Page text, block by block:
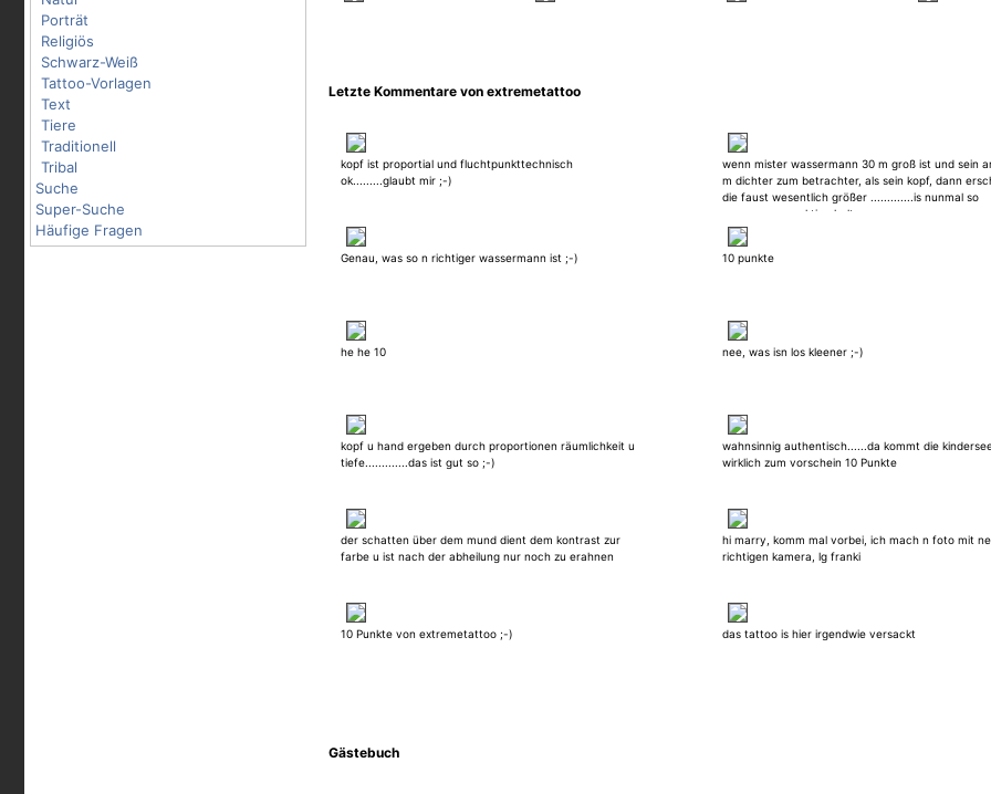
Porträt
Religiös
Schwarz-Weiß
Tattoo-Vorlagen
Text
Tiere
Traditionell
Tribal
Suche
Super-Suche
Häufige Fragen
Letzte Kommentare von extremetattoo
kopf ist proportial und fluchtpunkttechnisch
ok.........glaubt mir ;-)
wenn mister wassermann 30 m groß ist und sein
m dichter zum betrachter, als sein kopf, dann
die faust wesentlich größer .............is nunmal so
..............perspektive halt
Genau, was so n richtiger wassermann ist ;-) 10 punkte
he he 10 nee, was isn los kleener ;-)
kopf u hand ergeben durch proportionen räumlichkeit u
tiefe.............das ist gut so ;-)
wahnsinnig authentisch......da kommt die
wirklich zum vorschein 10 Punkte
der schatten über dem mund dient dem kontrast zur
farbe u ist nach der abheilung nur noch zu erahnen
hi marry, komm mal vorbei, ich mach n foto mit
richtigen kamera, lg franki
10 Punkte von extremetattoo ;-) das tattoo is hier irgendwie versackt
Gästebuch